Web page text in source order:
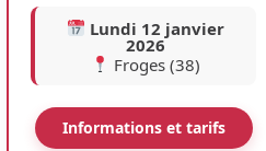
Lundi 12 janvier
2026
Froges (38)
Informations et tarifs